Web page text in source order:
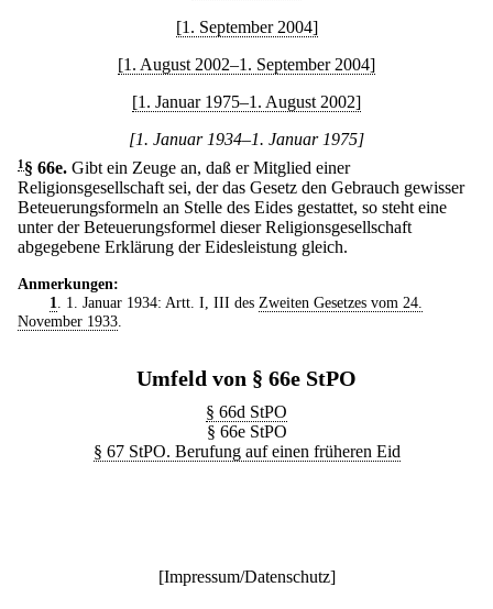
[1. September 2004]
[1. August 2002–1. September 2004]
[1. Januar 1975–1. August 2002]
[1. Januar 1934–1. Januar 1975]
1 § 66e. Gibt ein Zeuge an, daß er Mitglied einer
Religionsgesellschaft sei, der das Gesetz den Gebrauch gewisser
Beteuerungsformeln an Stelle des Eides gestattet, so steht eine
unter der Beteuerungsformel dieser Religionsgesellschaft
abgegebene Erklärung der Eidesleistung gleich.
Anmerkungen:
1
. 1. Januar 1934: Artt. I, III des Zweiten Gesetzes vom 24.
November 1933
Umfeld von § 66e StPO
§ 66d StPO
§ 66e StPO
§ 67 StPO. Berufung auf einen früheren Eid
[Impressum/Datenschutz]